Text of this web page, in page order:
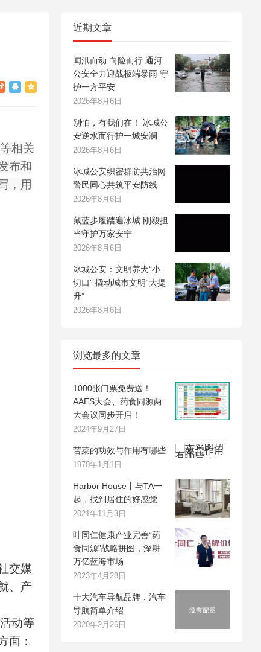
相关
布和
，用
交媒
、产
动等
面：
近期文章
闻汛而动 向险而行 通河
公安全力迎战极端暴雨 守
护一方平安
2026年8月6日
别怕，有我们在！ 冰城公
安逆水而行护一城安澜
2026年8月6日
冰城公安织密群防共治网
警民同心共筑平安防线
2026年8月6日
藏蓝步履踏遍冰城 刚毅担
当守护万家安宁
2026年8月6日
冰城公安：文明养犬“小
切口” 撬动城市文明“大提
升”
2026年8月6日
浏览最多的文章
1000张门票免费送！
AAES大会、药食同源两
大会议同步开启！
2024年9月27日
苦菜的功效与作用有哪些
1970年1月1日
Harbor House丨与TA一
起，找到居住的好感觉
2021年11月3日
叶同仁健康产业完善“药
食同源”战略拼图，深耕
万亿蓝海市场
2023年4月28日
十大汽车导航品牌，汽车
导航简单介绍
2020年2月26日